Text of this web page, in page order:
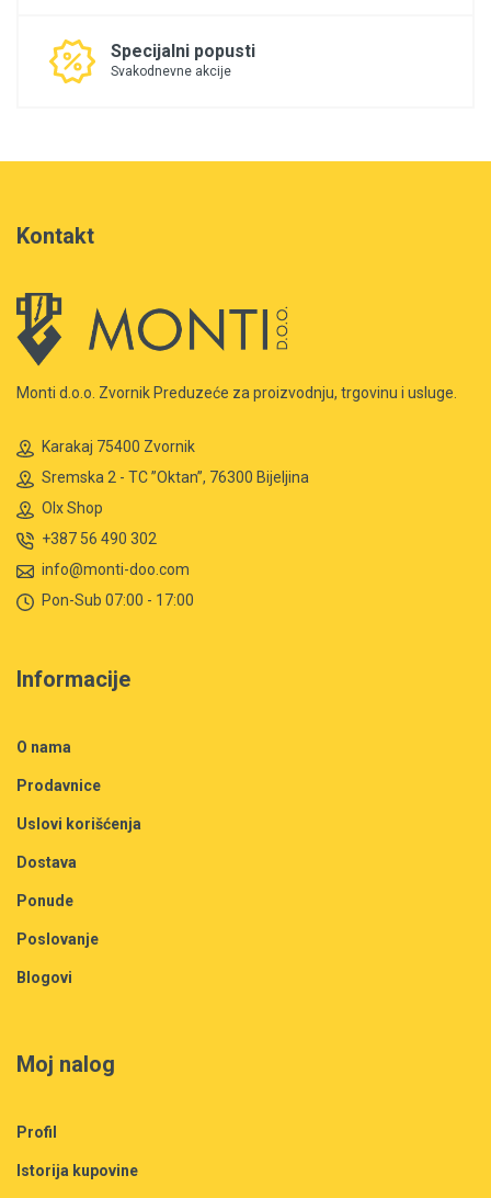
Specijalni popusti
Svakodnevne akcije
Kontakt
Monti d.o.o. Zvornik Preduzeće za proizvodnju, trgovinu i usluge.
Karakaj 75400 Zvornik
Sremska 2 - TC ”Oktan”, 76300 Bijeljina
Olx Shop
+387 56 490 302
info@monti-doo.com
Pon-Sub 07:00 - 17:00
Informacije
O nama
Prodavnice
Uslovi korišćenja
Dostava
Ponude
Poslovanje
Blogovi
Moj nalog
Profil
Istorija kupovine